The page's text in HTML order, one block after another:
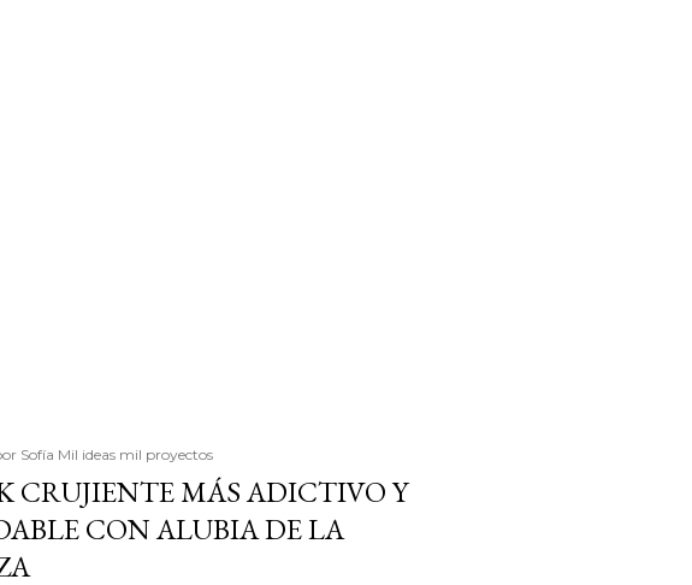
Sofía Mil ideas mil proyectos
CRUJIENTE MÁS ADICTIVO Y
CON ALUBIA DE LA